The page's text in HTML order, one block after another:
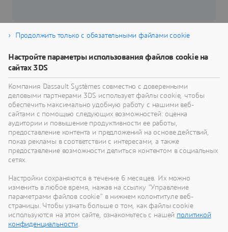
Производители легковых автомобилей и легких
грузовиков
Мы помогаем разработчикам и производителям
легковых автомобилей, легких грузовиков и
фургонов адаптироваться к новым требованиям
регуляторов, выводить на рынок новые
технологии и удовлетворять спрос
Market Segment
Продолжить только с обязательными файлами cookie
Настройте параметры использования файлов cookie на
сайтах 3DS
Компания Dassault Systèmes совместно с доверенными
деловыми партнерами 3DS использует файлы cookie, чтобы
обеспечить максимально удобную работу с нашими веб-
сайтами с помощью следующих возможностей: оценка
аудитории и повышение продуктивности ее работы,
предоставление контента и предложений на основе действий,
показ рекламы в соответствии с интересами, а также
предоставление возможности делиться контентом в социальных
сетях.
Настройки сохраняются в течение 6 месяцев. Их можно
изменить в любое время, нажав на ссылку "Управление
параметрами файлов cookie" в нижнем колонтитуле веб-
страницы. Чтобы узнать больше о том, как файлы cookie
используются на этом сайте, ознакомьтесь с нашей политикой
конфиденциальности.